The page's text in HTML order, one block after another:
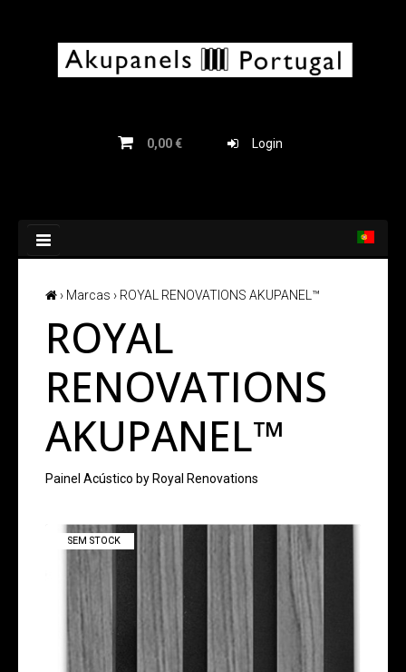
0,00 € Login
HOME
ENVIO E INSTALAÇÃO
SOBRE NÓS
CONTACTOS
PRODUTOS
AKUPANELS
V-
SPC
› Marcas › ROYAL RENOVATIONS AKUPANEL™
ROYAL
RENOVATIONS
AKUPANEL™
ROYAL
RENOVATIONS
AKUPANEL™
Painel Acústico by Royal Renovations
SEM STOCK